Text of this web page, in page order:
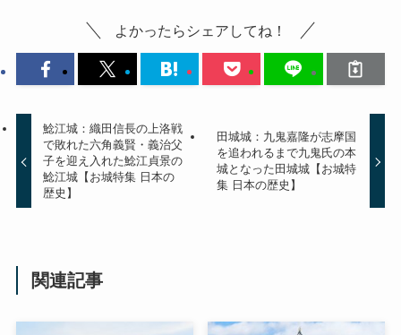
よかったらシェアしてね！
鯰江城：織田信長の上洛戦
で敗れた六角義賢・義治父
子を迎え入れた鯰江貞景の
鯰江城【お城特集 日本の
歴史】
田城城：九鬼嘉隆が志摩国
を追われるまで九鬼氏の本
城となった田城城【お城特
集 日本の歴史】
関連記事